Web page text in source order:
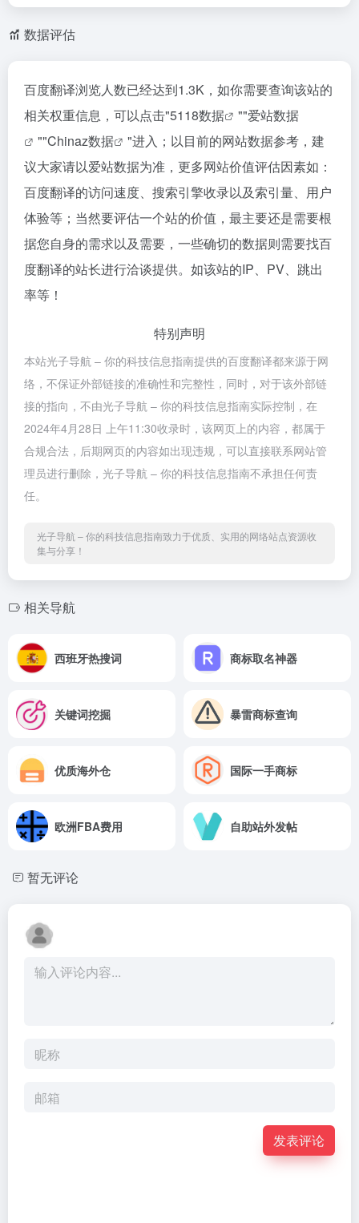
数据评估
百度翻译浏览人数已经达到1.3K，如你需要查询该站的
相关权重信息，可以点击"5118数据 ""爱站数据
""Chinaz数据
"进入；以目前的网站数据参考，建
议大家请以爱站数据为准，更多网站价值评估因素如：
百度翻译的访问速度、搜索引擎收录以及索引量、用户
体验等；当然要评估一个站的价值，最主要还是需要根
据您自身的需求以及需要，一些确切的数据则需要找百
度翻译的站长进行洽谈提供。如该站的IP、PV、跳出
率等！
特别声明
本站光子导航 – 你的科技信息指南提供的百度翻译都来源于网
络，不保证外部链接的准确性和完整性，同时，对于该外部链
接的指向，不由光子导航 – 你的科技信息指南实际控制，在
2024年4月28日 上午11:30收录时，该网页上的内容，都属于
合规合法，后期网页的内容如出现违规，可以直接联系网站管
理员进行删除，光子导航 – 你的科技信息指南不承担任何责
任。
光子导航 – 你的科技信息指南致力于优质、实用的网络站点资源收
集与分享！
相关导航
西班牙热搜词 商标取名神器
关键词挖掘 暴雷商标查询
优质海外仓 国际一手商标
欧洲FBA费用 自助站外发帖
暂无评论
发表评论